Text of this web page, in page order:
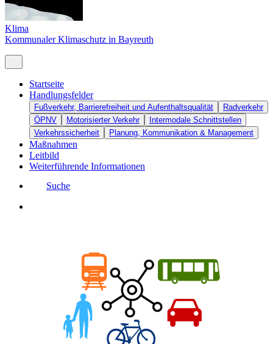
Klima
Kommunaler Klimaschutz in Bayreuth
Startseite
Handlungsfelder
Fußverkehr, Barrierefreiheit und Aufenthaltsqualität
Radverkehr
ÖPNV
Motorisierter Verkehr
Intermodale Schnittstellen
Verkehrssicherheit
Planung, Kommunikation & Management
Maßnahmen
Leitbild
Weiterführende Informationen
Suche